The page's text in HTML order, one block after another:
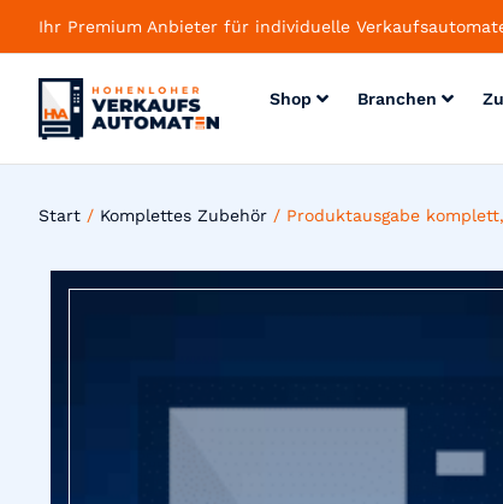
Ihr Premium Anbieter für individuelle
Shop Branchen
Start / Komplettes Zubehör / Produktausgabe